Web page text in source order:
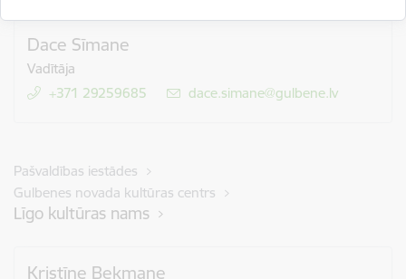
Dace Sīmane
Vadītāja
+371 29259685
E-pasts:
dace.simane@gulbene.lv
Pašvaldības iestādes
Gulbenes novada kultūras centrs
Līgo kultūras nams
Kristīne Bekmane